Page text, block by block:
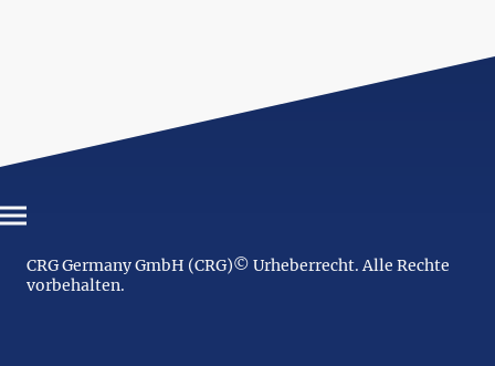
CRG Germany GmbH (CRG)© Urheberrecht. Alle Rechte
vorbehalten.